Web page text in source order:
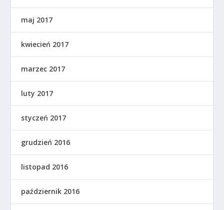
maj 2017
kwiecień 2017
marzec 2017
luty 2017
styczeń 2017
grudzień 2016
listopad 2016
październik 2016